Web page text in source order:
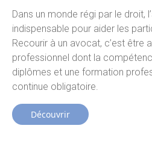
Dans un monde régi par le droit,
indispensable pour aider les
Recourir à un avocat, c’est être
professionnel dont la
diplômes et une formation
continue obligatoire.
Découvrir